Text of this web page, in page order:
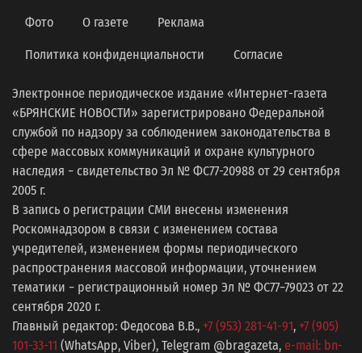
Фото О газете Реклама
Политика конфиденциальности Согласие
Электронное периодическое издание «Интернет-газета
«БРЯНСКИЕ НОВОСТИ» зарегистрировано Федеральной
службой по надзору за соблюдением законодательства в
сфере массовых коммуникаций и охране культурного
наследия − свидетельство Эл № ФС77-20988 от 29 сентября
2005 г.
В запись о регистрации СМИ внесены изменения
Роскомнадзором в связи с изменением состава
учредителей, изменением формы периодического
распространения массовой информации, уточнением
тематики − регистрационный номер Эл № ФС77−79023 от 22
сентября 2020 г.
Главный редактор: Федосова В.В., +7 (953) 281-41-91, +7 (905)
101-33-11 (WhatsApp, Viber), Telegram @bragazeta, e-mail: bn-